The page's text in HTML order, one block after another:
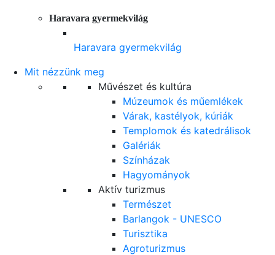
Haravara gyermekvilág
Haravara gyermekvilág
Mit nézzünk meg
Művészet és kultúra
Múzeumok és műemlékek
Várak, kastélyok, kúriák
Templomok és katedrálisok
Galériák
Színházak
Hagyományok
Aktív turizmus
Természet
Barlangok - UNESCO
Turisztika
Agroturizmus